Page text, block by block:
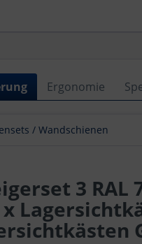
Ergonomie
/ Wandschienen
3 RAL